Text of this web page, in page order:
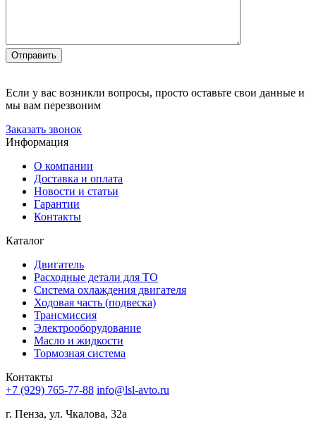
Отправить
Если у вас возникли вопросы, просто оставьте свои данные и
мы вам перезвоним
Заказать звонок
Информация
О компании
Доставка и оплата
Новости и статьи
Гарантии
Контакты
Каталог
Двигатель
Расходные детали для ТО
Система охлаждения двигателя
Ходовая часть (подвеска)
Трансмиссия
Электрооборудование
Масло и жидкости
Тормозная система
Контакты
+7 (929) 765-77-88 info@lsl-avto.ru
г. Пенза, ул. Чкалова, 32а